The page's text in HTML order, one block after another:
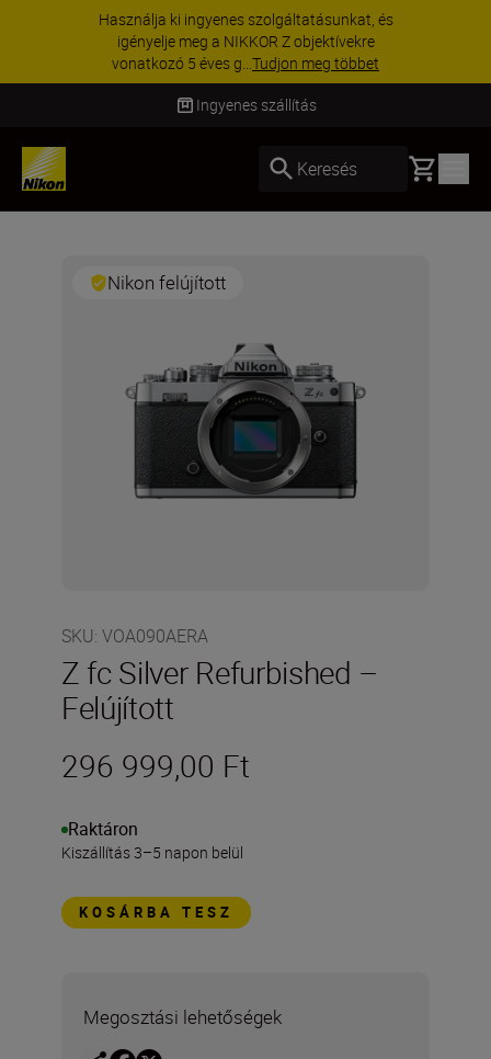
Használja ki ingyenes szolgáltatásunkat, és
igényelje meg a NIKKOR Z objektívekre
vonatkozó 5 éves g...Tudjon meg többet
Ingyenes szállítás
Keresés Basket
Nikon felújított
SKU: VOA090AERA
Z fc Silver Refurbished –
Felújított
296 999,00 Ft
Raktáron
Kiszállítás 3–5 napon belül
KOSÁRBA TESZ
Megosztási lehetőségek